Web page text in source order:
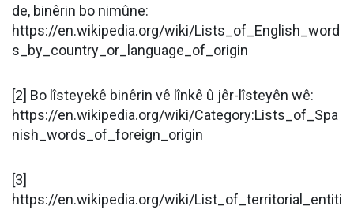
de, binêrin bo nimûne:
https://en.wikipedia.org/wiki/Lists_of_English_word
s_by_country_or_language_of_origin
[2] Bo lîsteyekê binêrin vê lînkê û jêr-lîsteyên wê:
https://en.wikipedia.org/wiki/Category:Lists_of_Spa
nish_words_of_foreign_origin
[3]
https://en.wikipedia.org/wiki/List_of_territorial_entiti